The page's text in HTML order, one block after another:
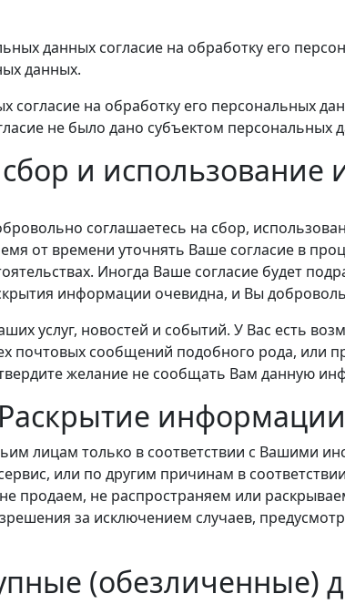
данных согласие на обработку его
данных.
согласие на обработку его персональных
не было дано субъектом персональных
сбор и
соглашаетесь на сбор,
от времени уточнять Ваше согласие в
Иногда Ваше согласие будет
информации очевидна, и Вы
услуг, новостей и событий. У Вас есть
почтовых сообщений подобного рода, или
желание не сообщать Вам данную
Раскрытие информации
лицам только в соответствии с Вашими
или по другим причинам в
продаем, не распространяем или
за исключением случаев,
(обезличенные)